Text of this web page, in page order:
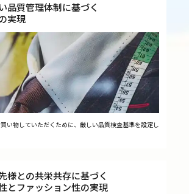
品質管理体制に基づく
実現
い物していただくために、厳しい品質検査基準を設定し
様との共栄共存に基づく
とファッション性の実現